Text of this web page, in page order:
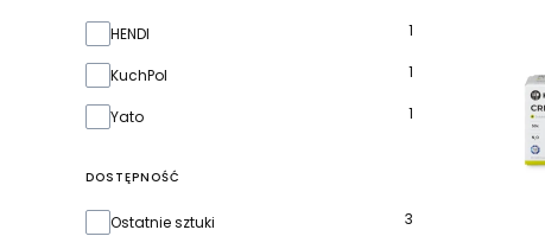
Marka
HENDI 1
KuchPol 1
Yato 1
DOSTĘPNOŚĆ
Dostępność
Ostatnie sztuki 3